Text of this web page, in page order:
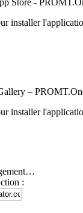
installer
installer
: